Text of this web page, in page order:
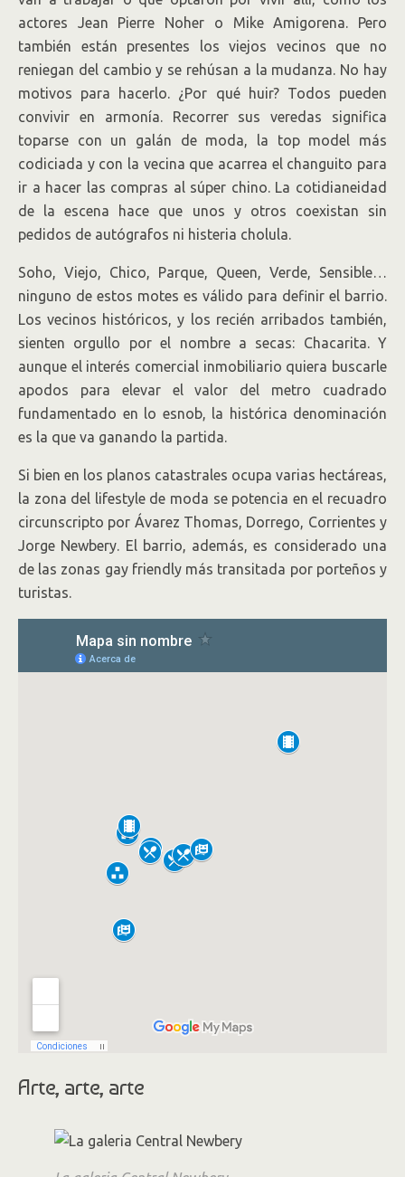
actores Jean Pierre Noher o Mike Amigorena. Pero
también están presentes los viejos vecinos que no
reniegan del cambio y se rehúsan a la mudanza. No hay
motivos para hacerlo. ¿Por qué huir? Todos pueden
convivir en armonía. Recorrer sus veredas significa
toparse con un galán de moda, la top model más
codiciada y con la vecina que acarrea el changuito para
ir a hacer las compras al súper chino. La cotidianeidad
de la escena hace que unos y otros coexistan sin
pedidos de autógrafos ni histeria cholula.
Soho, Viejo, Chico, Parque, Queen, Verde, Sensible…
ninguno de estos motes es válido para definir el barrio.
Los vecinos históricos, y los recién arribados también,
sienten orgullo por el nombre a secas: Chacarita. Y
aunque el interés comercial inmobiliario quiera buscarle
apodos para elevar el valor del metro cuadrado
fundamentado en lo esnob, la histórica denominación
es la que va ganando la partida.
Si bien en los planos catastrales ocupa varias hectáreas,
la zona del lifestyle de moda se potencia en el recuadro
circunscripto por Ávarez Thomas, Dorrego, Corrientes y
Jorge Newbery. El barrio, además, es considerado una
de las zonas gay friendly más transitada por porteños y
turistas.
Arte, arte, arte